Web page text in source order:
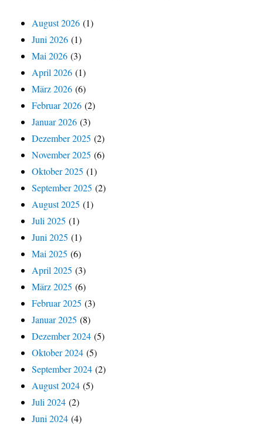
August 2026 (1)
Juni 2026 (1)
Mai 2026 (3)
April 2026 (1)
März 2026 (6)
Februar 2026 (2)
Januar 2026 (3)
Dezember 2025 (2)
November 2025 (6)
Oktober 2025 (1)
September 2025 (2)
August 2025 (1)
Juli 2025 (1)
Juni 2025 (1)
Mai 2025 (6)
April 2025 (3)
März 2025 (6)
Februar 2025 (3)
Januar 2025 (8)
Dezember 2024 (5)
Oktober 2024 (5)
September 2024 (2)
August 2024 (5)
Juli 2024 (2)
Juni 2024 (4)